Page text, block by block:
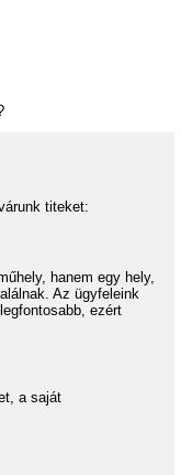
titeket:
hanem egy hely,
Az ügyfeleink
ezért
a saját